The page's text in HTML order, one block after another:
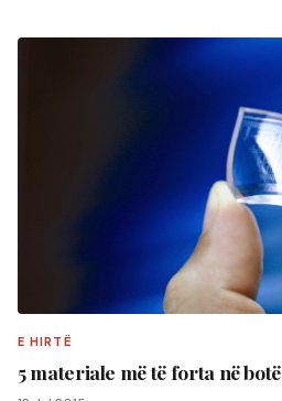
E HIRTË
5 materiale më të forta në botë